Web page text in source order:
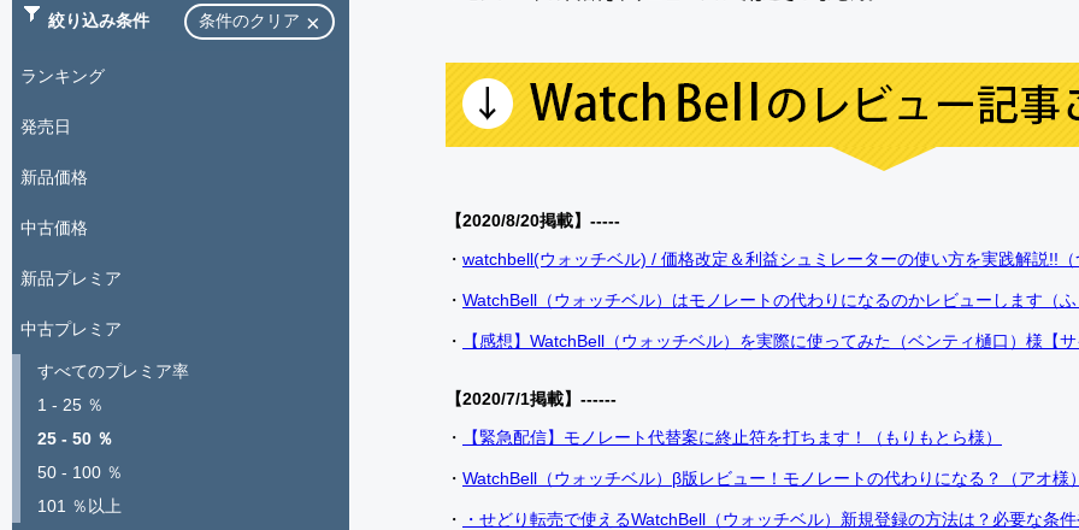
【2020/8/20掲載】-----
・ watchbell(ウォッチベル) / 価格改定＆利益シュミレーターの使い方を実践解説!!
・ WatchBell（ウォッチベル）はモノレートの代わりになるのかレビューします（
・ 【感想】WatchBell（ウォッチベル）を実際に使ってみた（ベンティ樋口）様【
【2020/7/1掲載】------
・
【緊急配信】モノレート代替案に終止符を打ちます！（もりもとら様）
・ WatchBell（ウォッチベル）β版レビュー！モノレートの代わりになる？（アオ様
・ ・せどり転売で使えるWatchBell（ウォッチベル）新規登録の方法は？必要な条
絞り込み条件 条件のクリア
ランキング
発売日
新品価格
中古価格
新品プレミア
中古プレミア
すべてのプレミア率
1 - 25 ％
25 - 50 ％
50 - 100 ％
101 ％以上